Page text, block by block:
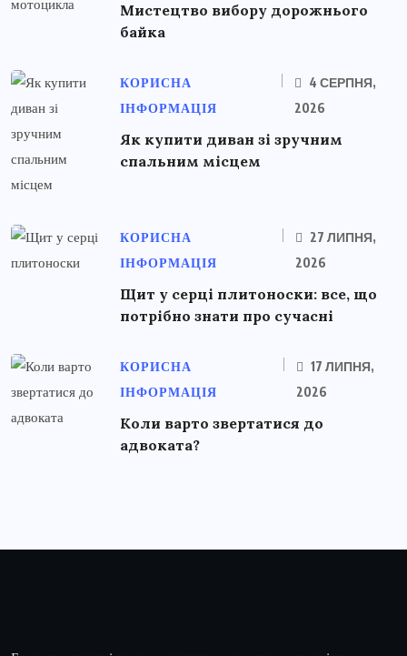
Мистецтво вибору дорожнього
байка
КОРИСНА
ІНФОРМАЦІЯ
4 СЕРПНЯ,
2026
Як купити диван зі зручним
спальним місцем
КОРИСНА
ІНФОРМАЦІЯ
27 ЛИПНЯ,
2026
Щит у серці плитоноски: все, що
потрібно знати про сучасні
КОРИСНА
ІНФОРМАЦІЯ
17 ЛИПНЯ,
2026
Коли варто звертатися до
адвоката?